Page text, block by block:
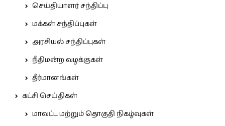
செய்தியாளர் சந்திப்பு
மக்கள் சந்திப்புகள்
அரசியல் சந்திப்புகள்
நீதிமன்ற வழக்குகள்
தீர்மானங்கள்
கட்சி செய்திகள்
மாவட்ட மற்றும் தொகுதி நிகழ்வுகள்